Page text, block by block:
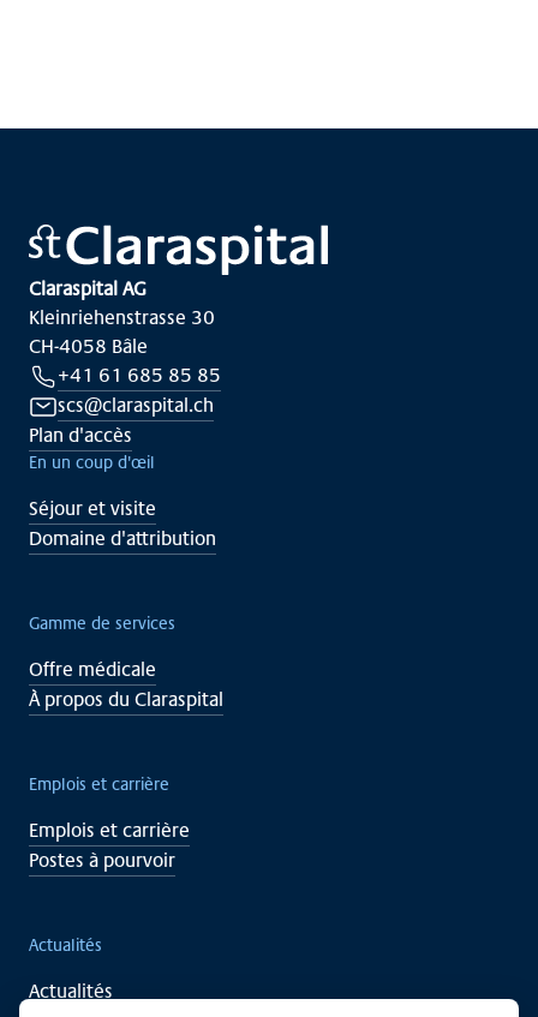
Claraspital AG
Kleinriehenstrasse 30
CH-4058 Bâle
+41 61 685 85 85
scs@claraspital.ch
Plan d'accès
En un coup d'œil
Séjour et visite
Domaine d'attribution
Gamme de services
Offre médicale
À propos du Claraspital
Emplois et carrière
Emplois et carrière
Postes à pourvoir
Actualités
Actualités